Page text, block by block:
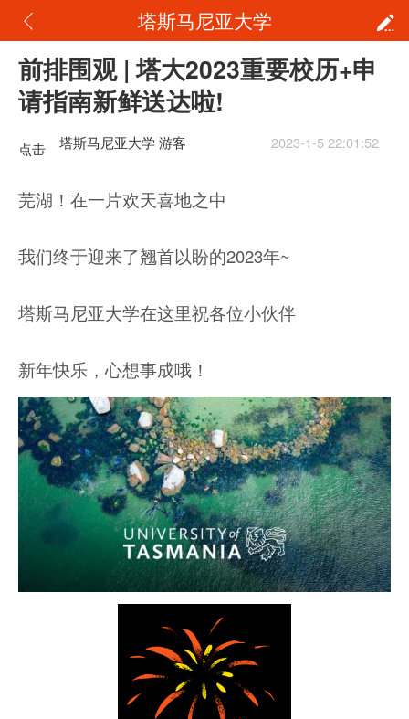
塔斯马尼亚大学
前排围观 | 塔大2023重要校历+申
请指南新鲜送达啦!
点击
塔斯马尼亚大学 游客 2023-1-5 22:01:52
芜湖！在一片欢天喜地之中
我们终于迎来了翘首以盼的2023年~
塔斯马尼亚大学在这里祝各位小伙伴
新年快乐，心想事成哦！